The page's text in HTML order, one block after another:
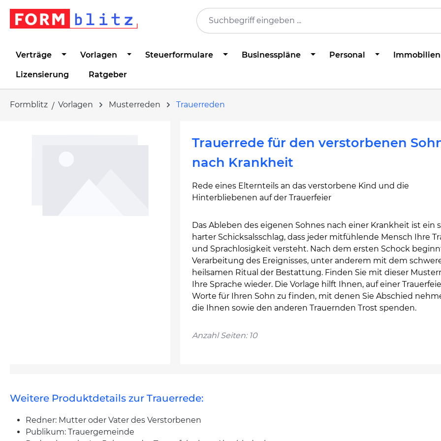
Zur Hauptnavigation springen
Verträge Vorlagen Steuerformulare Businesspläne Personal Immobilien
Lizensierung Ratgeber
Formblitz Vorlagen Musterreden Trauerreden
Trauerrede für den verstorbenen
nach Krankheit
Rede eines Elternteils an das verstorbene Kind und die
Hinterbliebenen auf der Trauerfeier
Das Ableben des eigenen Sohnes nach einer Krankheit ist ein
harter Schicksalsschlag, dass jeder mitfühlende Mensch Ihre
und Sprachlosigkeit versteht. Nach dem ersten Schock
Verarbeitung des Ereignisses, unter anderem mit dem
heilsamen Ritual der Bestattung. Finden Sie mit dieser
Ihre Sprache wieder. Die Vorlage hilft Ihnen, auf einer
Worte für Ihren Sohn zu finden, mit denen Sie Abschied
die Ihnen sowie den anderen Trauernden Trost spenden.
Anzahl Seiten: 10
Weitere Produktdetails zur Trauerrede:
Redner: Mutter oder Vater des Verstorbenen
Publikum: Trauergemeinde